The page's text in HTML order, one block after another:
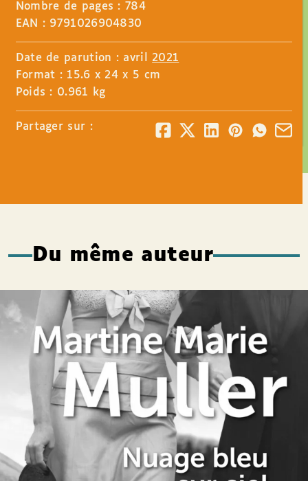
Nombre de pages : 784
EAN : 9791026904830
Date de parution : avril 2021
Format : 15.6 x 24 x 5 cm
Poids : 0.961 kg
Partager sur :
Du même auteur